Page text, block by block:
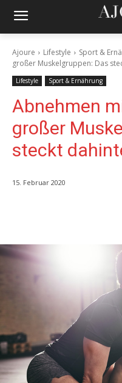
Ajoure Lifestyle Sport &
großer Muskelgruppen: Das
Lifestyle Sport & Ernährung
Abnehmen
großer
steckt
15. Februar 2020